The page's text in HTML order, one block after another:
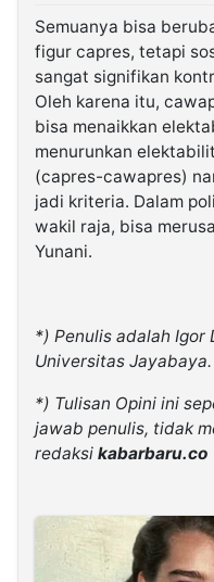
Semuanya bisa
figur capres, tetapi
sangat signifikan
Oleh karena itu,
bisa menaikkan
menurunkan
(capres-cawapres)
jadi kriteria. Dalam
wakil raja, bisa
Yunani.
*) Penulis adalah Igor
Universitas Jayabaya.
*) Tulisan Opini ini
jawab penulis, tidak
redaksi kabarbaru.co